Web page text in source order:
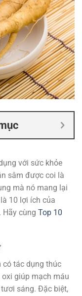
với sức khỏe
sâm được coi là
mà nó mang lại
10 lợi ích của
Hãy cùng Top 10
có tác dụng thúc
giúp mạch máu
sáng. Đặc biệt,